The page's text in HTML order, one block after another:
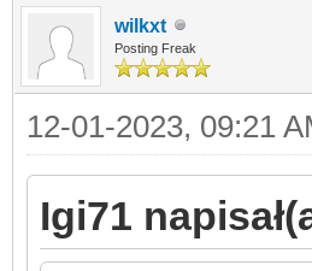
wilkxt
Posting Freak
12-01-2023, 09:21
Igi71